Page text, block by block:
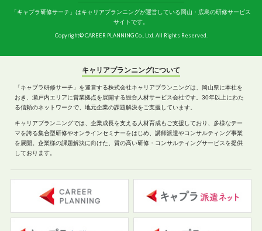
「キャプラ研修サーチ」はキャリアプランニングが運営している岡山・広島の研修サービス
サイトです。
Copyright© CAREER PLANNING Co., Ltd. All Rights Reserved.
キャリアプランニングについて
「キャプラ研修サーチ」を運営する株式会社キャリアプランニングは、岡山県に本社を
おき、瀬戸内エリアに営業拠点を展開する総合人材サービス会社です。30年以上にわた
る信頼のネットワークで、地元企業の課題解決をご支援しています。
キャリアプランニングでは、企業成長を支える人材育成もご支援しており、多様なテー
マを誇る集合型研修やオンラインセミナーをはじめ、講師派遣やコンサルティング事業
を展開。企業様の課題解決に向けた、質の高い研修・コンサルティングサービスを提供
しております。